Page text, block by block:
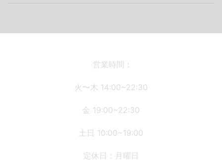
ゲ
営業時間：
火〜木 14:00~22:30
金 19:00~22:30
土日 10:00~19:00
定休日：月曜日